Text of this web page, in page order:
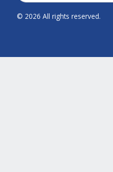
© 2026 All rights reserved.